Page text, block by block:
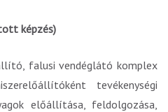
képzés)
falusi vendéglátó komplex
tevékenységi
előállítása, feldolgozása,